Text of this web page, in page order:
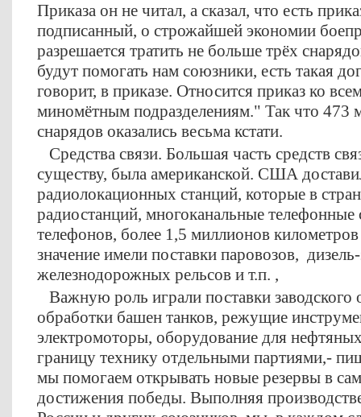
Приказа он не читал, а сказал, что есть
подписанный, о строжайшей экономии
разрешается тратить не больше трёх
будут помогать нам союзники, есть такая
говорит, в приказе. Относится приказ ко
миномётным подразделениям." Так что 473
снарядов оказались весьма кстати.
Средства связи. Большая часть средств
существу, была американской. США
радиолокационных станций, которые в
радиостанций, многоканальные
телефонов, более 1,5 миллионов
значение имели поставки паровозов,
железнодорожных рельсов и т.п. ,
Важную роль играли поставки заводского
обработки башен танков, режущие
электромоторы, оборудование для
границу технику отдельными партиями,-
мы помогаем открывать новые резервы в
достижения победы. Выполняя